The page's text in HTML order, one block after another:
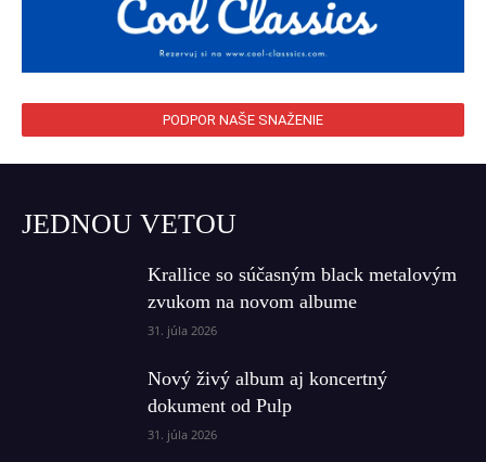
PODPOR NAŠE SNAŽENIE
JEDNOU VETOU
Krallice so súčasným black metalovým
zvukom na novom albume
31. júla 2026
Nový živý album aj koncertný
dokument od Pulp
31. júla 2026